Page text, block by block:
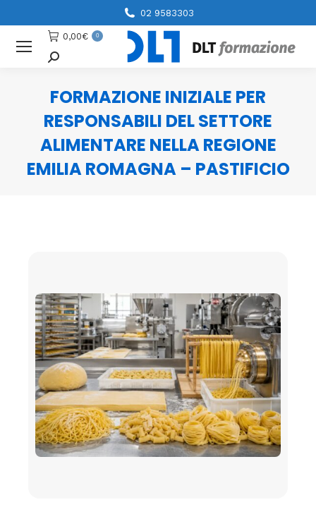
02 9583303
0,00€ 0
Cerca
FORMAZIONE INIZIALE PER
RESPONSABILI DEL SETTORE
ALIMENTARE NELLA REGIONE
EMILIA ROMAGNA – PASTIFICIO